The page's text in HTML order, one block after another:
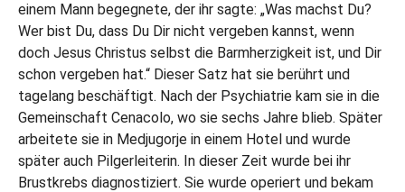
einem Mann begegnete, der ihr sagte: „Was machst Du?
Wer bist Du, dass Du Dir nicht vergeben kannst, wenn
doch Jesus Christus selbst die Barmherzigkeit ist, und Dir
schon vergeben hat.“ Dieser Satz hat sie berührt und
tagelang beschäftigt. Nach der Psychiatrie kam sie in die
Gemeinschaft Cenacolo, wo sie sechs Jahre blieb. Später
arbeitete sie in Medjugorje in einem Hotel und wurde
später auch Pilgerleiterin. In dieser Zeit wurde bei ihr
Brustkrebs diagnostiziert. Sie wurde operiert und bekam